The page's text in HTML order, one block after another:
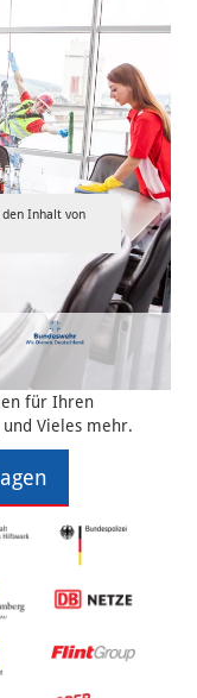
Inhalt von
für Ihren
Vieles mehr.